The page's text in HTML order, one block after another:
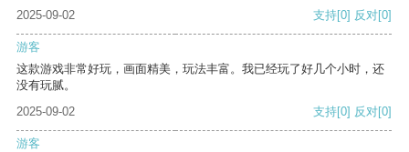
2025-09-02
支持[0] 反对[0]
游客
这款游戏非常好玩，画面精美，玩法丰富。我已经玩了好几个小时，还
没有玩腻。
2025-09-02
支持[0] 反对[0]
游客